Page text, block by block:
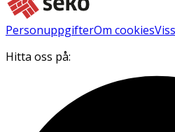
PersonuppgifterOm cookies
Hitta oss på: